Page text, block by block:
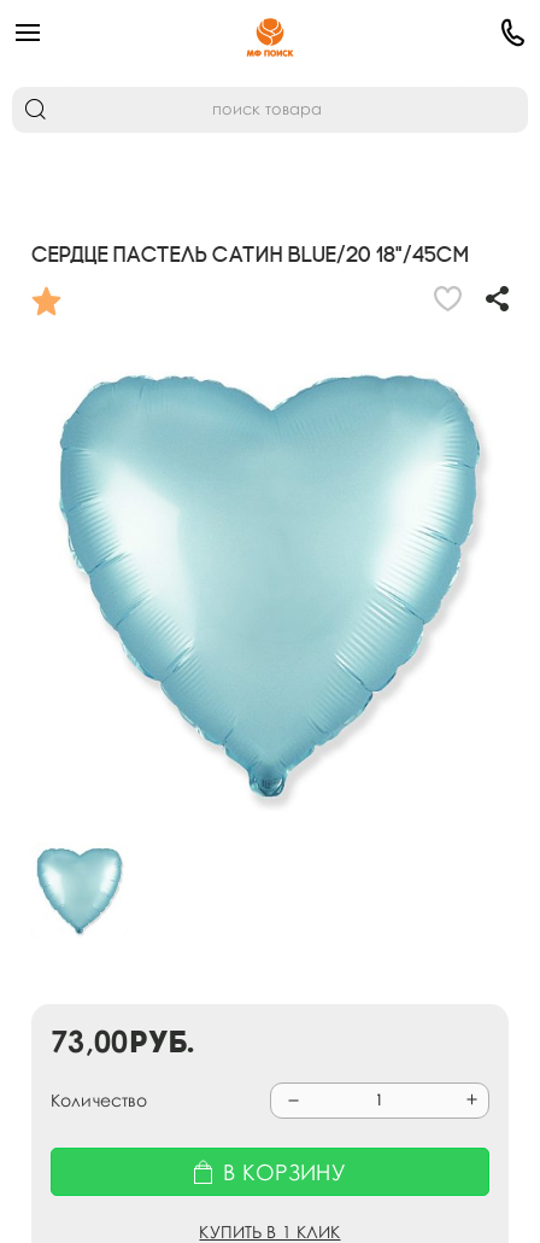
Сердце Пастель сатин BLUE/20 18"/45см
73,00руб.
Количество
В КОРЗИНУ
КУПИТЬ В 1 КЛИК